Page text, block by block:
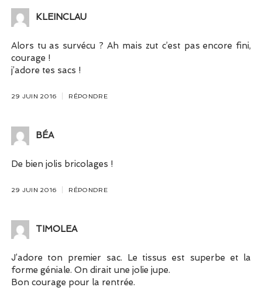
KLEINCLAU
Alors tu as survécu ? Ah mais zut c’est pas encore fini,
courage !
j’adore tes sacs !
29 JUIN 2016 RÉPONDRE
BÉA
De bien jolis bricolages !
29 JUIN 2016 RÉPONDRE
TIMOLEA
J’adore ton premier sac. Le tissus est superbe et la
forme géniale. On dirait une jolie jupe.
Bon courage pour la rentrée.